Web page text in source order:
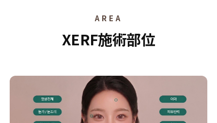
AREA
XERF施術部位